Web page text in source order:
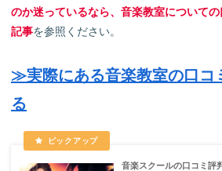
のか迷っているなら、 音楽教室について
記事を参照ください。
≫実際にある音楽教室の口コ
る
音楽スクールの口コミ評